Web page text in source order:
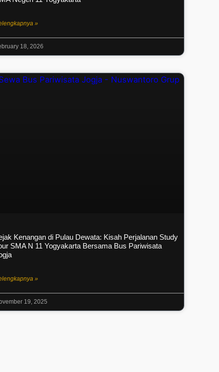
»
18, 2026
Kenangan di Pulau Dewata: Kisah Perjalanan Study
SMA N 11 Yogyakarta Bersama Bus Pariwisata
»
19, 2025